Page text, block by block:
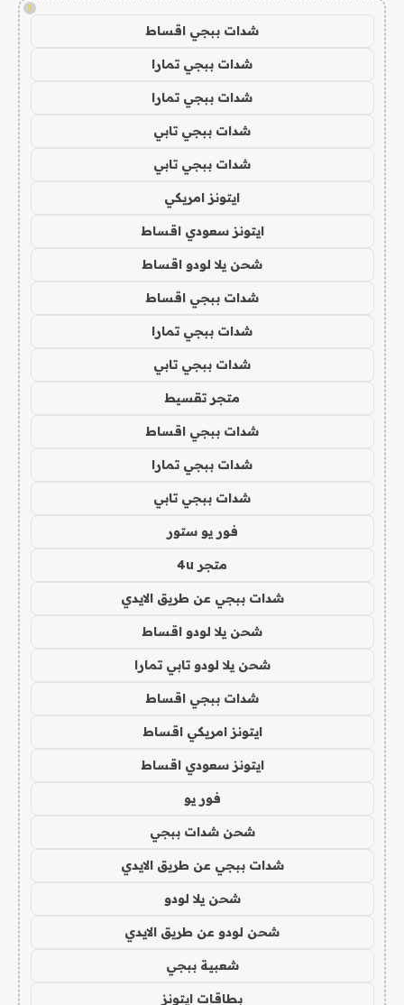
!
شدات ببجي اقساط
شدات ببجي تمارا
شدات ببجي تمارا
شدات ببجي تابي
شدات ببجي تابي
ايتونز امريكي
ايتونز سعودي اقساط
شحن يلا لودو اقساط
شدات ببجي اقساط
شدات ببجي تمارا
شدات ببجي تابي
متجر تقسيط
شدات ببجي اقساط
شدات ببجي تمارا
شدات ببجي تابي
فور يو ستور
متجر 4u
شدات ببجي عن طريق الايدي
شحن يلا لودو اقساط
شحن يلا لودو تابي تمارا
شدات ببجي اقساط
ايتونز امريكي اقساط
ايتونز سعودي اقساط
فور يو
شحن شدات ببجي
شدات ببجي عن طريق الايدي
شحن يلا لودو
شحن لودو عن طريق الايدي
شعبية ببجي
بطاقات ايتونز